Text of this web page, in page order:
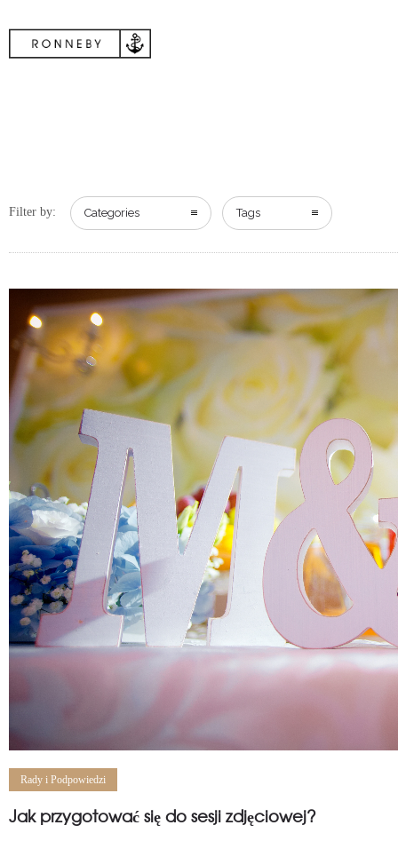
Filter by: Categories Tags
Rady i Podpowiedzi
Jak przygotować się do sesji zdjęciowej?